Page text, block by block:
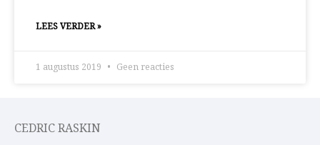
LEES VERDER »
1 augustus 2019 Geen reacties
CEDRIC RASKIN